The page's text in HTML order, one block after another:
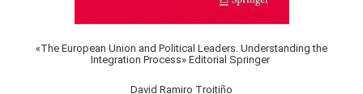
«The European Union and Political Leaders. Understanding the
Integration Process» Editorial Springer
David Ramiro Troitiño